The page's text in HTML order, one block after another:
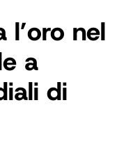
l’oro nel
a
di